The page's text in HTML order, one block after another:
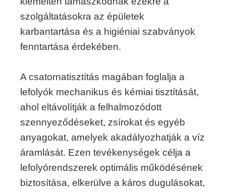
szolgáltatásokra az épületek
karbantartása és a higiéniai szabványok
fenntartása érdekében.
A csatornatisztítás magában foglalja a
lefolyók mechanikus és kémiai tisztítását,
ahol eltávolítják a felhalmozódott
szennyeződéseket, zsírokat és egyéb
anyagokat, amelyek akadályozhatják a víz
áramlását. Ezen tevékenységek célja a
lefolyórendszerek optimális működésének
biztosítása, elkerülve a káros dugulásokat,